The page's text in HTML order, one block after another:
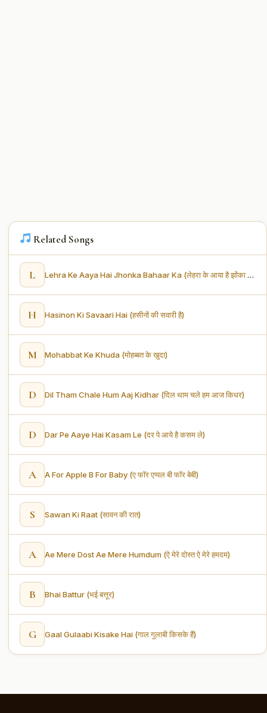
Related Songs
L Lehra Ke Aaya Hai Jhonka Bahaar Ka (लेहरा के आया है झोंका बहार का)
H Hasinon Ki Savaari Hai (हसीनों की सवारी है)
M Mohabbat Ke Khuda (मोहब्बत के खुदा)
D Dil Tham Chale Hum Aaj Kidhar (दिल थाम चले हम आज किधर)
D Dar Pe Aaye Hai Kasam Le (दर पे आये है कसम ले)
A A For Apple B For Baby (ए फॉर एप्पल बी फॉर बेबी)
S Sawan Ki Raat (सावन की रात)
A Ae Mere Dost Ae Mere Humdum (ऐ मेरे दोस्त ऐ मेरे हमदम)
B Bhai Battur (भई बत्तूर)
G Gaal Gulaabi Kisake Hai (गाल गुलाबी किसके हैं)